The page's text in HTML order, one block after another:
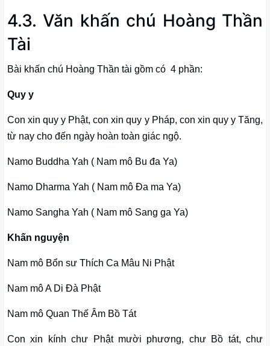
4.3. Văn khấn chú Hoàng Thần
Tài
Bài khấn chú Hoàng Thần tài gồm có 4 phần:
Quy y
Con xin quy y Phật, con xin quy y Pháp, con xin quy y Tăng,
từ nay cho đến ngày hoàn toàn giác ngộ.
Namo Buddha Yah ( Nam mô Bu đa Ya)
Namo Dharma Yah ( Nam mô Đa ma Ya)
Namo Sangha Yah ( Nam mô Sang ga Ya)
Khấn nguyện
Nam mô Bổn sư Thích Ca Mâu Ni Phật
Nam mô A Di Đà Phật
Nam mô Quan Thế Âm Bồ Tát
Con xin kính chư Phật mười phương, chư Bồ tát, chư